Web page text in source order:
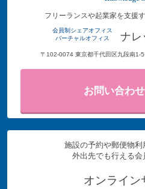
フリーランスや起業家を支援
会員制シェアオフィス
バーチャルオフィス
ナレ
〒102-0074 東京都千代田区九段南1-
お問い合わ
施設の予約や郵便物利
外出先でも行える会
オンライン